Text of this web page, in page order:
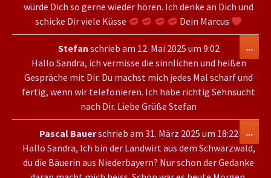
würde Dich so gerne wieder hören. Ich denke an Dich und
schicke Dir viele Küsse
Dein Marcus
Stefan schrieb am 12. Mai 2025 um 9:02
Hallo Sandra, ich vermisse die sinnlichen und heißen
Gespräche mit Dir. Du machst mich jedes Mal scharf und
fertig, wenn wir telefonieren. Ich habe richtig Sehnsucht
nach Dir. Liebe Grüße Stefan
...
Pascal Bauerschrieb am 31. März 2025 um 18:22
Hallo Sandra, Ich bin der Landwirt aus dem Schwarzwald,
du die Bäuerin aus Niederbayern? Nur schon der Gedanke
...